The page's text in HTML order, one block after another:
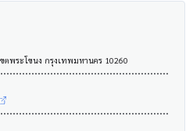
ตพระโขนง กรุงเทพมหานคร 10260